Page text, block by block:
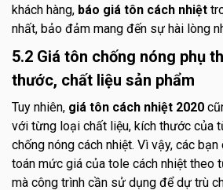
khách hàng, báo giá tôn cách nhiệt
nhất, bảo đảm mang đến sự hài lòng
5.2 Giá tôn chống nóng phụ
thước, chất liệu sản phẩm
Tuy nhiên, giá tôn cách nhiệt 2020
với từng loại chất liệu, kích thước của
chống nóng cách nhiệt. Vì vậy, các
toán mức giá của tole cách nhiệt theo
mà công trình cần sử dụng để dự trù